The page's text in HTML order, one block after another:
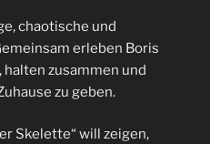
chaotische und
erleben Boris
zusammen und
zu geben.
Skelette“ will zeigen,